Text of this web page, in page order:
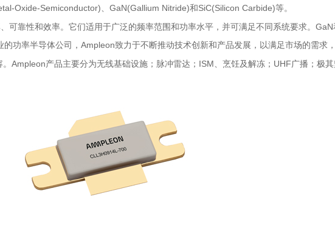
Oxide-Semiconductor)、GaN(Gallium Nitride)和SiC(Silicon Carbide)等。
靠性和效率。它们适用于广泛的频率范围和功率水平，并可满足不同系统要求。GaN
功率半导体公司，Ampleon致力于不断推动技术创新和产品发展，以满足市场的需求
产品主要分为无线基础设施；脉冲雷达；ISM、烹饪及解冻；UHF广播；极其